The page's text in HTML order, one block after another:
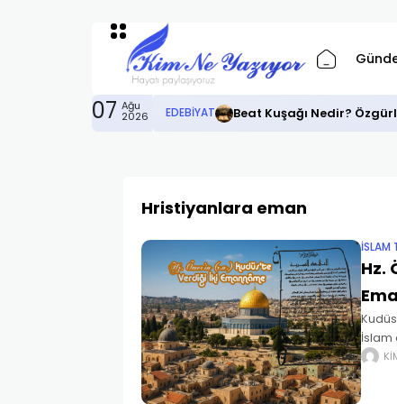
07 Ağu
2026 EDEBIYAT Beat Kuşağı Nedir?
Hristiyanlara eman
İSLAM
Hz.
İslam